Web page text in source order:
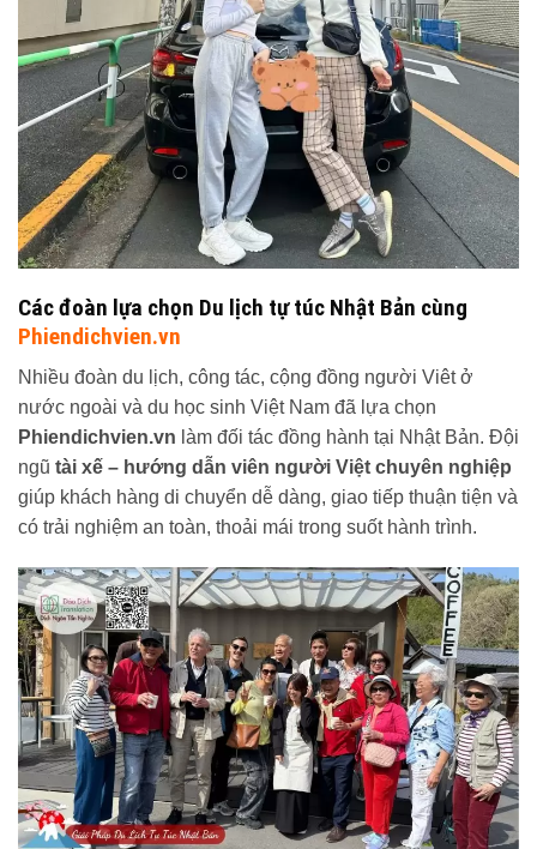
Các đoàn lựa chọn Du lịch tự túc Nhật Bản cùng
Phiendichvien.vn
Nhiều đoàn du lịch, công tác, cộng đồng người Viêt ở
nước ngoài và du học sinh Việt Nam đã lựa chọn
Phiendichvien.vn làm đối tác đồng hành tại Nhật Bản. Đội
ngũ tài xế – hướng dẫn viên người Việt chuyên nghiệp
giúp khách hàng di chuyển dễ dàng, giao tiếp thuận tiện và
có trải nghiệm an toàn, thoải mái trong suốt hành trình.